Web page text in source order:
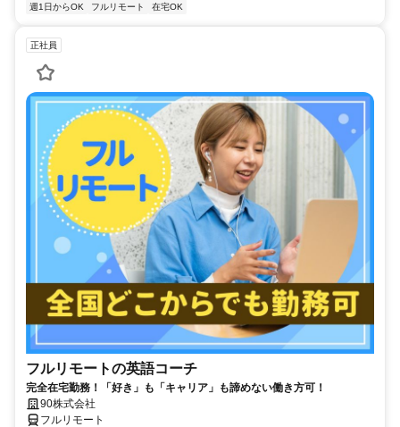
週1日からOK フルリモート 在宅OK
正社員
フルリモートの英語コーチ
完全在宅勤務！「好き」も「キャリア」も諦めない働き方可！
90株式会社
フルリモート